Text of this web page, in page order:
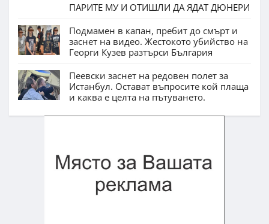
ПАРИТЕ МУ И ОТИШЛИ ДА ЯДАТ ДЮНЕРИ
Подмамен в капан, пребит до смърт и
заснет на видео. Жестокото убийство на
Георги Кузев разтърси България
Пеевски заснет на редовен полет за
Истанбул. Остават въпросите кой плаща
и каква е целта на пътуването.